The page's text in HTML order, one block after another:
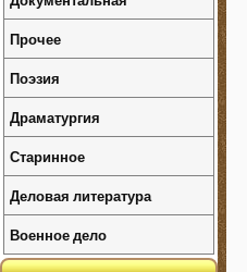
Прочее
Поэзия
Драматургия
Старинное
Деловая литература
Военное дело